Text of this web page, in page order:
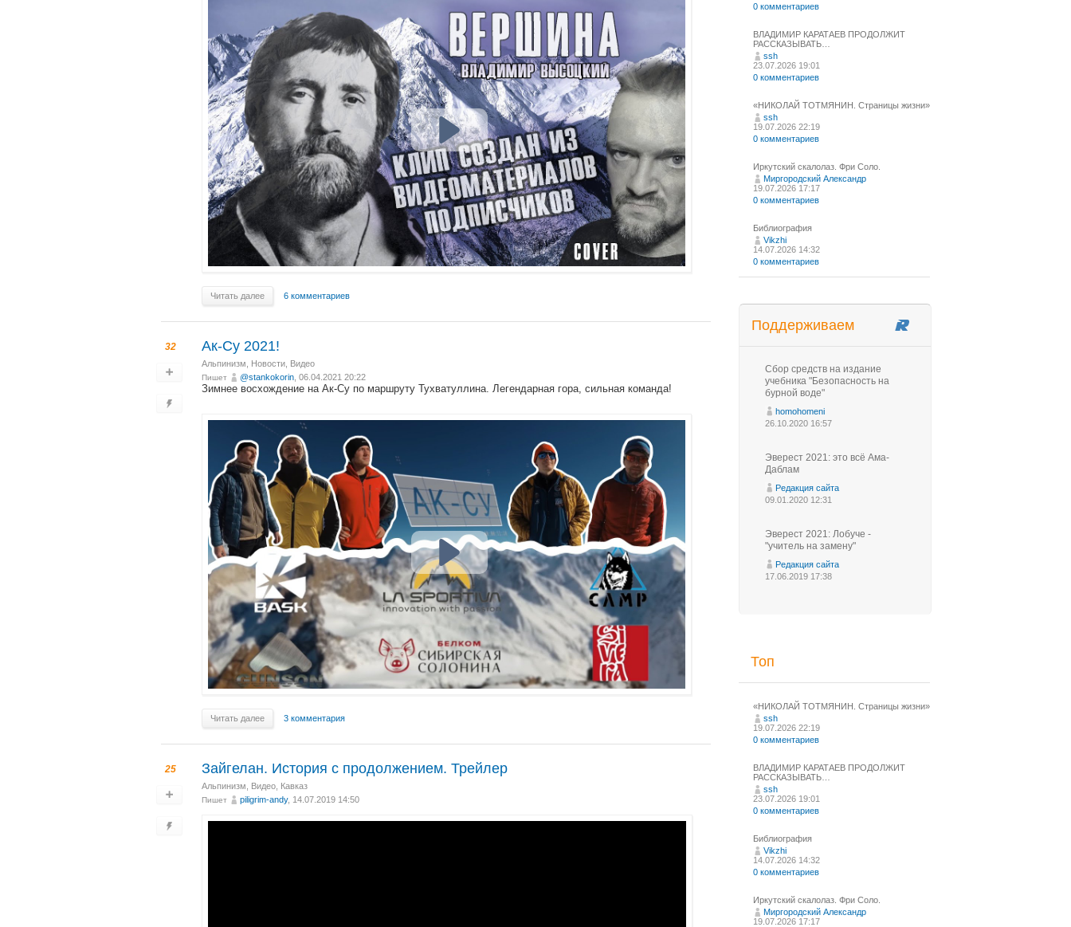
Читать далее 6 комментариев
32 Ак-Су 2021!
Альпинизм Новости Видео
Пишет @stankokorin , 06.04.2021 20:22
Зимнее восхождение на Ак-Су по маршруту Тухватуллина. Легендарная гора, сильная команда!
Читать далее 3 комментария
25 Зайгелан. История с продолжением. Трейлер
Альпинизм Видео Кавказ
Пишет piligrim-andy, 14.07.2019 14:50
0 комментариев
ВЛАДИМИР КАРАТАЕВ ПРОДОЛЖИТ
РАССКАЗЫВАТЬ…
ssh
23.07.2026 19:01
0 комментариев
«НИКОЛАЙ ТОТМЯНИН. Страницы жизни»
ssh
19.07.2026 22:19
0 комментариев
Иркутский скалолаз. Фри Соло.
Миргородский Александр
19.07.2026 17:17
0 комментариев
Библиография
Vikzhi
14.07.2026 14:32
0 комментариев
Поддерживаем
Сбор средств на издание
учебника "Безопасность на
бурной воде"
homohomeni
26.10.2020 16:57
Эверест 2021: это всё Ама-
Даблам
Редакция сайта
09.01.2020 12:31
Эверест 2021: Лобуче -
"учитель на замену"
Редакция сайта
17.06.2019 17:38
Топ
«НИКОЛАЙ ТОТМЯНИН. Страницы жизни»
ssh
19.07.2026 22:19
0 комментариев
ВЛАДИМИР КАРАТАЕВ ПРОДОЛЖИТ
РАССКАЗЫВАТЬ…
ssh
23.07.2026 19:01
0 комментариев
Библиография
Vikzhi
14.07.2026 14:32
0 комментариев
Иркутский скалолаз. Фри Соло.
Миргородский Александр
19.07.2026 17:17